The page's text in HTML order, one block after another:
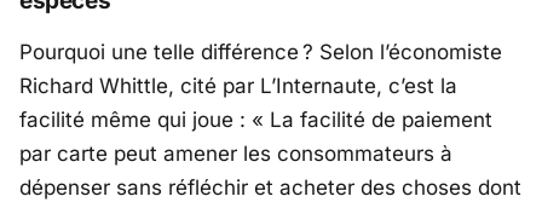
Pourquoi une telle différence ? Selon l’économiste
Richard Whittle, cité par L’Internaute, c’est la
facilité même qui joue : « La facilité de paiement
par carte peut amener les consommateurs à
dépenser sans réfléchir et acheter des choses dont